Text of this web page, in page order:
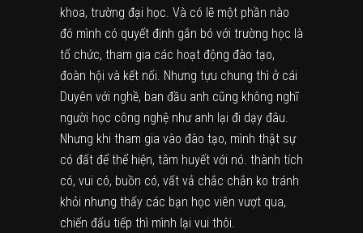
khoa, trường đại học. Và có lẽ một phần nào
đó mình có quyết định gắn bó với trường học là
tổ chức, tham gia các hoạt động đào tạo,
đoàn hội và kết nối. Nhưng tựu chung thì ở cái
Duyên với nghề, ban đầu anh cũng không nghĩ
người học công nghệ như anh lại đi dạy đâu.
Nhưng khi tham gia vào đào tạo, mình thật sự
có đất để thể hiện, tâm huyết với nó. thành tích
có, vui có, buồn có, vất vả chắc chắn ko tránh
khỏi nhưng thấy các bạn học viên vượt qua,
chiến đấu tiếp thì mình lại vui thôi.